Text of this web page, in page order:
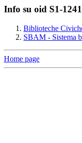
Info su oid S1-
Biblioteche
SBAM - Sistema
Home page